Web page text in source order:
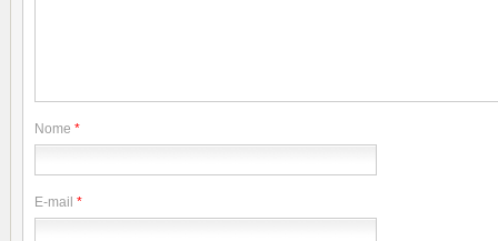
Nome *
E-mail *